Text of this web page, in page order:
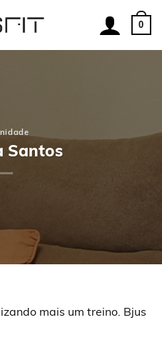
0
Santos
mais um treino. Bjus